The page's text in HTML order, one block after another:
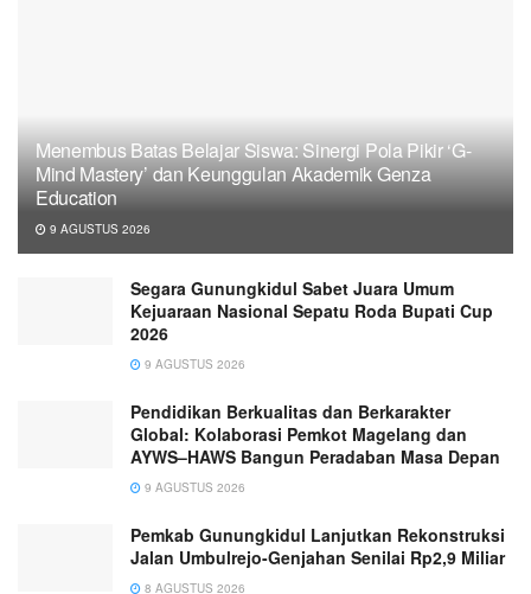
Menembus Batas Belajar Siswa: Sinergi Pola Pikir ‘G-
Mind Mastery’ dan Keunggulan Akademik Genza
Education
9 AGUSTUS 2026
Segara Gunungkidul Sabet Juara Umum
Kejuaraan Nasional Sepatu Roda Bupati Cup
2026
9 AGUSTUS 2026
Pendidikan Berkualitas dan Berkarakter
Global: Kolaborasi Pemkot Magelang dan
AYWS–HAWS Bangun Peradaban Masa Depan
9 AGUSTUS 2026
Pemkab Gunungkidul Lanjutkan Rekonstruksi
Jalan Umbulrejo-Genjahan Senilai Rp2,9 Miliar
8 AGUSTUS 2026